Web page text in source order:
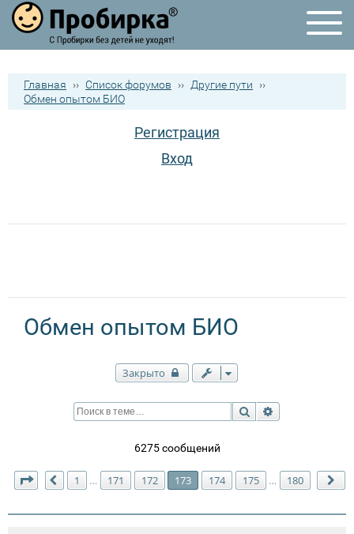
Главная ›› Список форумов ›› Другие пути
››
Обмен опытом БИО
Регистрация
Вход
Обмен опытом БИО
Закрыто
Поиск
6275 сообщений
Страница 173 из180
Пред.
1 … 171 172 173 174 175 … 180